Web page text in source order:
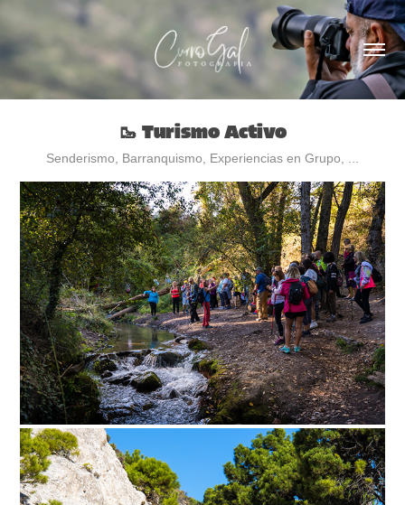
🥾 Turismo Activo
Senderismo, Barranquismo, Experiencias en Grupo, ...